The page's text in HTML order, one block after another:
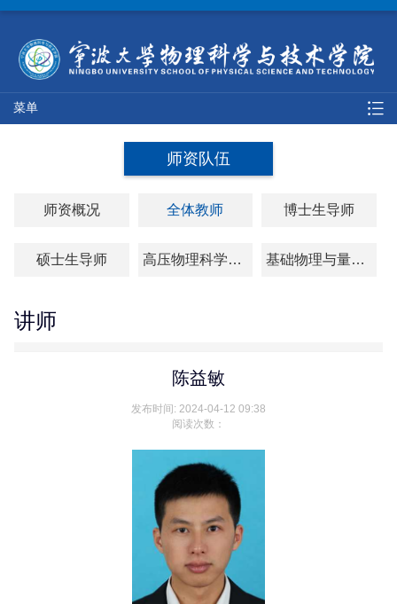
菜单
师资队伍
师资概况 全体教师 博士生导师
硕士生导师 高压物理科学研究院 基础物理与量子科技研究院
讲师
陈益敏
发布时间: 2024-04-12 09:38
阅读次数：